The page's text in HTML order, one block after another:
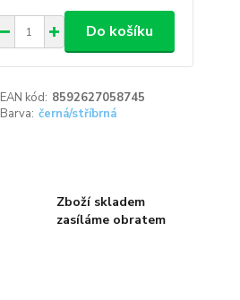
Do košíku
EAN kód: 8592627058745
Barva: černá/stříbrná
Zboží skladem
zasíláme obratem